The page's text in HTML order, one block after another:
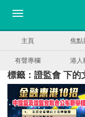
主頁 焦點
有聲專欄 港人
標籤：證監會 下的